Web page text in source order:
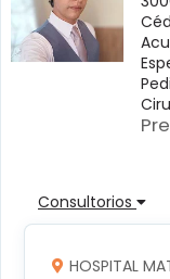
Consultorios
HOSPITAL